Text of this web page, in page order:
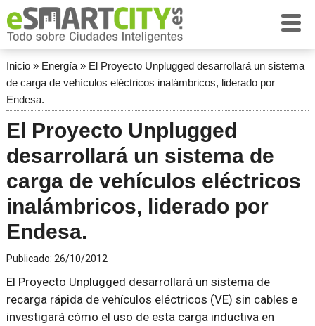
Inicio» Energía» El Proyecto Unplugged desarrollará un sistema
de carga de vehículos eléctricos inalámbricos, liderado por
Endesa.
El Proyecto Unplugged
desarrollará un sistema de
carga de vehículos eléctricos
inalámbricos, liderado por
Endesa.
Publicado: 26/10/2012
El Proyecto Unplugged desarrollará un sistema de
recarga rápida de vehículos eléctricos (VE) sin cables e
investigará cómo el uso de esta carga inductiva en